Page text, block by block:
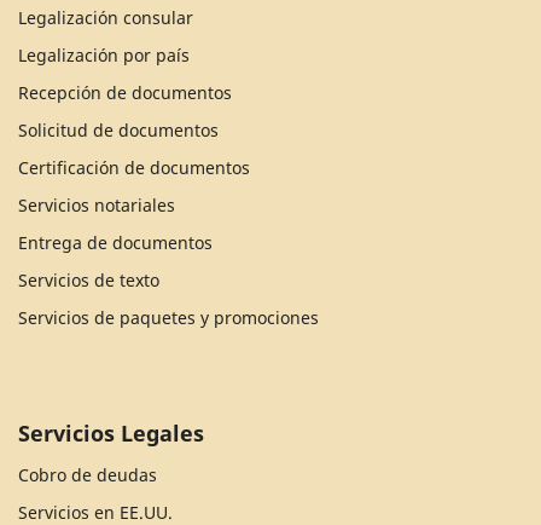
Legalización consular
Legalización por país
Recepción de documentos
Solicitud de documentos
Certificación de documentos
Servicios notariales
Entrega de documentos
Servicios de texto
Servicios de paquetes y promociones
Servicios Legales
Cobro de deudas
Servicios en EE.UU.